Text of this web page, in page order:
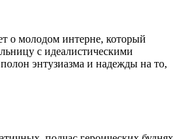
о молодом интерне, который
с идеалистическими
энтузиазма и надежды на то,